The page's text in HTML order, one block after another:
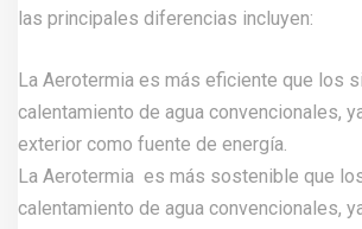
las principales diferencias incluyen:
La Aerotermia es más eficiente que los
calentamiento de agua convencionales,
exterior como fuente de energía.
La Aerotermia es más sostenible que
calentamiento de agua convencionales,